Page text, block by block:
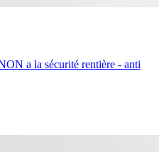
a la sécurité rentière - anti